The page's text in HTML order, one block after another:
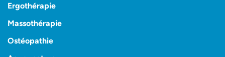
Ergothérapie
Massothérapie
Ostéopathie